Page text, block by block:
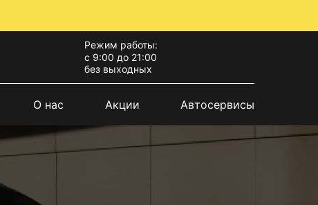
Режим работы:
с 9:00 до 21:00
без выходных
О нас Акции Автосервисы